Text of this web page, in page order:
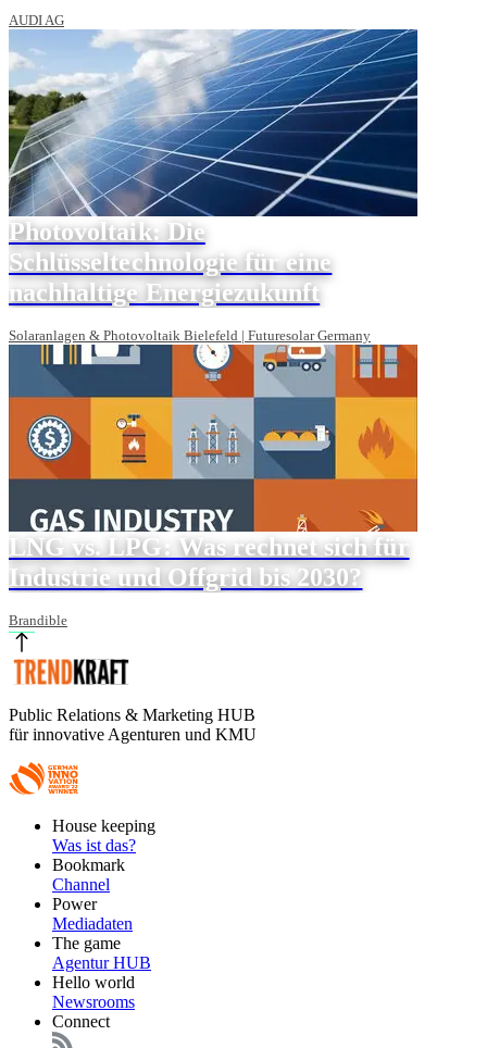
AUDI AG
Photovoltaik: Die
Schlüsseltechnologie für eine
nachhaltige Energiezukunft
Solaranlagen & Photovoltaik Bielefeld | Futuresolar Germany
LNG vs. LPG: Was rechnet sich für
Industrie und Offgrid bis 2030?
Brandible
Public Relations & Marketing HUB
für innovative Agenturen und KMU
FooterHouse keeping
Was ist das?
Bookmark
Channel
Power
Mediadaten
The game
Agentur HUB
Hello world
Newsrooms
Connect